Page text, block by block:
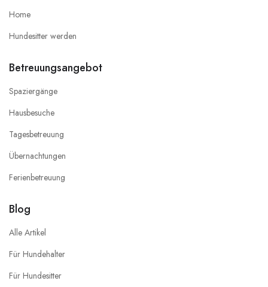
Home
Hundesitter werden
Betreuungsangebot
Spaziergänge
Hausbesuche
Tagesbetreuung
Übernachtungen
Ferienbetreuung
Blog
Alle Artikel
Für Hundehalter
Für Hundesitter